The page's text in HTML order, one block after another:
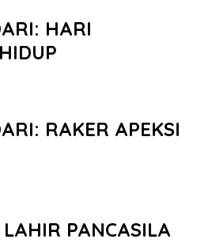
HARI
RAKER APEKSI
PANCASILA